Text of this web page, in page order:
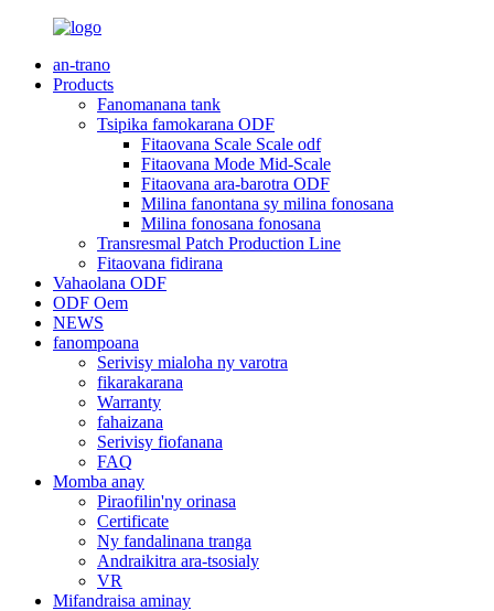
an-trano
Products
Fanomanana tank
Tsipika famokarana ODF
Fitaovana Scale Scale odf
Fitaovana Mode Mid-Scale
Fitaovana ara-barotra ODF
Milina fanontana sy milina fonosana
Milina fonosana fonosana
Transresmal Patch Production Line
Fitaovana fidirana
Vahaolana ODF
ODF Oem
NEWS
fanompoana
Serivisy mialoha ny varotra
fikarakarana
Warranty
fahaizana
Serivisy fiofanana
FAQ
Momba anay
Piraofilin'ny orinasa
Certificate
Ny fandalinana tranga
Andraikitra ara-tsosialy
VR
Mifandraisa aminay